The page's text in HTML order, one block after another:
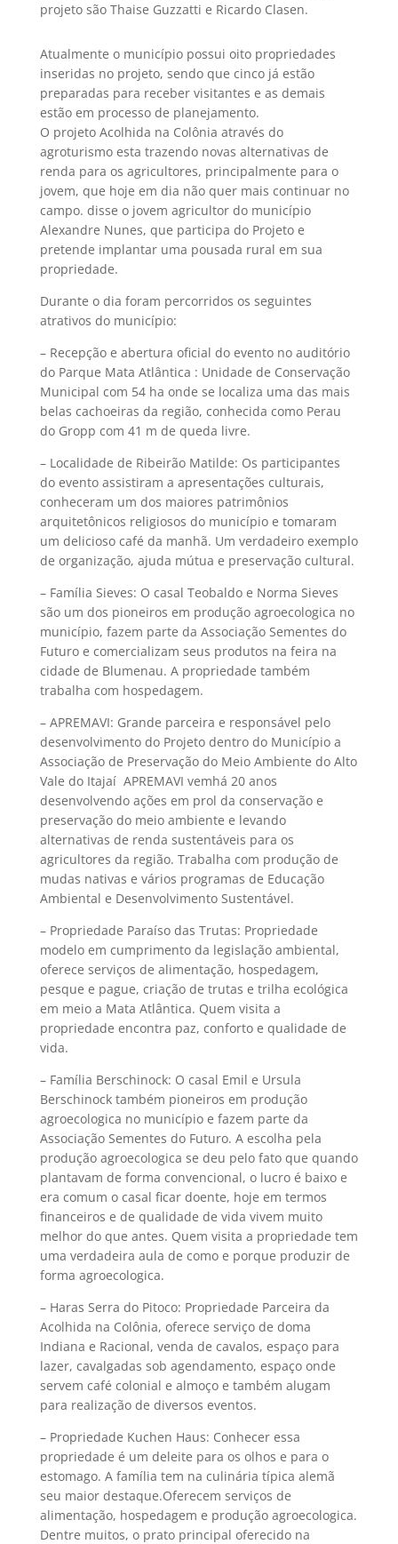
projeto são Thaise Guzzatti e Ricardo Clasen.
Atualmente o município possui oito propriedades
inseridas no projeto, sendo que cinco já estão
preparadas para receber visitantes e as demais
estão em processo de planejamento.
O projeto Acolhida na Colônia através do
agroturismo esta trazendo novas alternativas de
renda para os agricultores, principalmente para o
jovem, que hoje em dia não quer mais continuar no
campo. disse o jovem agricultor do município
Alexandre Nunes, que participa do Projeto e
pretende implantar uma pousada rural em sua
propriedade.
Durante o dia foram percorridos os seguintes
atrativos do município:
– Recepção e abertura oficial do evento no auditório
do Parque Mata Atlântica : Unidade de Conservação
Municipal com 54 ha onde se localiza uma das mais
belas cachoeiras da região, conhecida como Perau
do Gropp com 41 m de queda livre.
– Localidade de Ribeirão Matilde: Os participantes
do evento assistiram a apresentações culturais,
conheceram um dos maiores patrimônios
arquitetônicos religiosos do município e tomaram
um delicioso café da manhã. Um verdadeiro exemplo
de organização, ajuda mútua e preservação cultural.
– Família Sieves: O casal Teobaldo e Norma Sieves
são um dos pioneiros em produção agroecologica no
município, fazem parte da Associação Sementes do
Futuro e comercializam seus produtos na feira na
cidade de Blumenau. A propriedade também
trabalha com hospedagem.
– APREMAVI: Grande parceira e responsável pelo
desenvolvimento do Projeto dentro do Município a
Associação de Preservação do Meio Ambiente do Alto
Vale do Itajaí  APREMAVI vemhá 20 anos
desenvolvendo ações em prol da conservação e
preservação do meio ambiente e levando
alternativas de renda sustentáveis para os
agricultores da região. Trabalha com produção de
mudas nativas e vários programas de Educação
Ambiental e Desenvolvimento Sustentável.
– Propriedade Paraíso das Trutas: Propriedade
modelo em cumprimento da legislação ambiental,
oferece serviços de alimentação, hospedagem,
pesque e pague, criação de trutas e trilha ecológica
em meio a Mata Atlântica. Quem visita a
propriedade encontra paz, conforto e qualidade de
vida.
– Família Berschinock: O casal Emil e Ursula
Berschinock também pioneiros em produção
agroecologica no município e fazem parte da
Associação Sementes do Futuro. A escolha pela
produção agroecologica se deu pelo fato que quando
plantavam de forma convencional, o lucro é baixo e
era comum o casal ficar doente, hoje em termos
financeiros e de qualidade de vida vivem muito
melhor do que antes. Quem visita a propriedade tem
uma verdadeira aula de como e porque produzir de
forma agroecologica.
– Haras Serra do Pitoco: Propriedade Parceira da
Acolhida na Colônia, oferece serviço de doma
Indiana e Racional, venda de cavalos, espaço para
lazer, cavalgadas sob agendamento, espaço onde
servem café colonial e almoço e também alugam
para realização de diversos eventos.
– Propriedade Kuchen Haus: Conhecer essa
propriedade é um deleite para os olhos e para o
estomago. A família tem na culinária típica alemã
seu maior destaque.Oferecem serviços de
alimentação, hospedagem e produção agroecologica.
Dentre muitos, o prato principal oferecido na